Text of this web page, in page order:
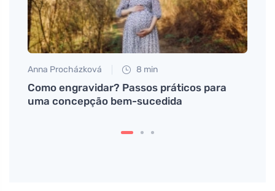
Anna Procházková 8 min
Como engravidar? Passos práticos para
uma concepção bem-sucedida